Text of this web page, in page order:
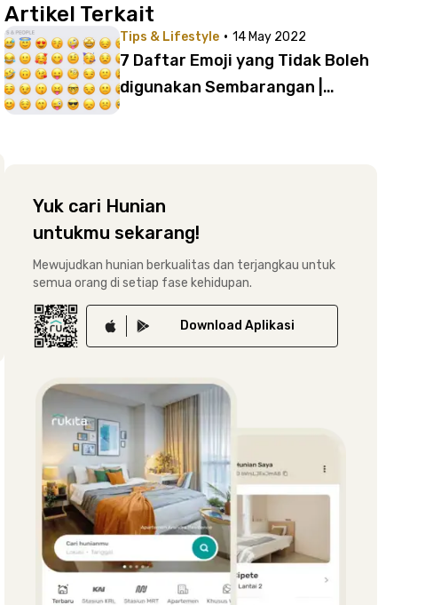
Artikel Terkait
Tips & Lifestyle · 14 May 2022
7 Daftar Emoji yang Tidak Boleh
digunakan Sembarangan |
Yuk cari Hunian
untukmu sekarang!
Mewujudkan hunian berkualitas dan terjangkau untuk
semua orang di setiap fase kehidupan.
Download Aplikasi